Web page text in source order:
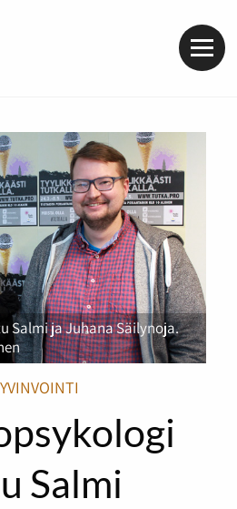
Salmi ja Juhana Säilynoja.
Salmi